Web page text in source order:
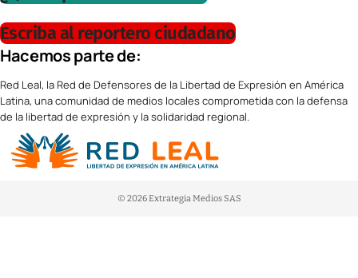
Escriba al reportero ciudadano
Hacemos parte de:
Red Leal, la Red de Defensores de la Libertad de Expresión en América
Latina, una comunidad de medios locales comprometida con la defensa
de la libertad de expresión y la solidaridad regional.
© 2026 Extrategia Medios SAS